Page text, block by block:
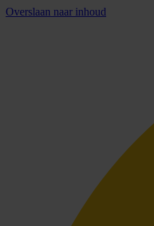
Overslaan naar inhoud